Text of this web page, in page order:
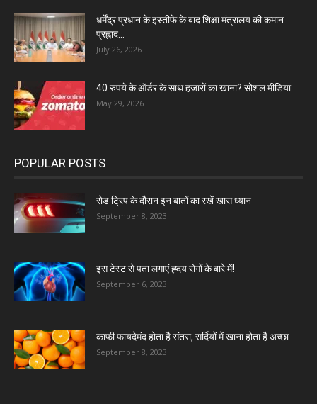
धर्मेंद्र प्रधान के इस्तीफे के बाद शिक्षा मंत्रालय की कमान
प्रह्लाद...
July 26, 2026
40 रुपये के ऑर्डर के साथ हजारों का खाना? सोशल मीडिया...
May 29, 2026
POPULAR POSTS
रोड ट्रिप के दौरान इन बातों का रखें खास ध्यान
September 8, 2023
इस टेस्ट से पता लगाएं ह्दय रोगों के बारे में!
September 6, 2023
काफी फायदेमंद होता है संतरा, सर्दियों में खाना होता है अच्छा
September 8, 2023